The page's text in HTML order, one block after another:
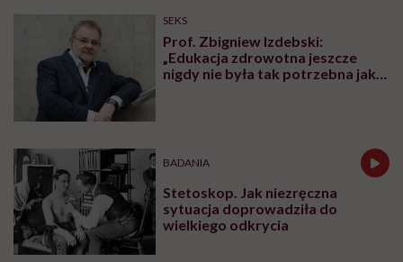
SEKS
Prof. Zbigniew Izdebski:
„Edukacja zdrowotna jeszcze
nigdy nie była tak potrzebna jak
BADANIA
Stetoskop. Jak niezręczna
sytuacja doprowadziła do
wielkiego odkrycia